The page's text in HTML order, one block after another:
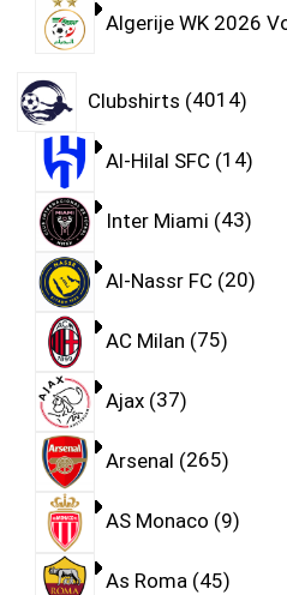
Algerije WK 2026
Clubshirts 4014
Al-Hilal SFC 14
Inter Miami 43
Al-Nassr FC 20
AC Milan 75
Ajax 37
Arsenal 265
AS Monaco 9
As Roma 45